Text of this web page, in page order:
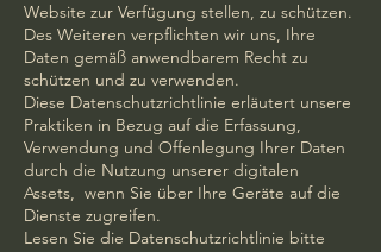
Website zur Verfügung stellen, zu schützen.
Des Weiteren verpflichten wir uns, Ihre
Daten gemäß anwendbarem Recht zu
schützen und zu verwenden.
Diese Datenschutzrichtlinie erläutert unsere
Praktiken in Bezug auf die Erfassung,
Verwendung und Offenlegung Ihrer Daten
durch die Nutzung unserer digitalen
Assets, wenn Sie über Ihre Geräte auf die
Dienste zugreifen.
Lesen Sie die Datenschutzrichtlinie bitte